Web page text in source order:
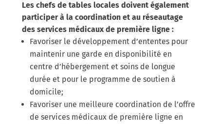
Les chefs de tables locales doivent également
participer à la coordination et au réseautage
des services médicaux de première ligne :
Favoriser le développement d’ententes pour
maintenir une garde en disponibilité en
centre d’hébergement et soins de longue
durée et pour le programme de soutien à
domicile;
Favoriser une meilleure coordination de l’offre
de services médicaux de première ligne en